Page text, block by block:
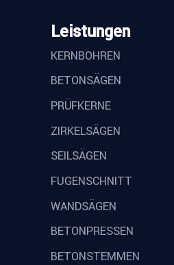
Leistungen
KERNBOHREN
BETONSÄGEN
PRÜFKERNE
ZIRKELSÄGEN
SEILSÄGEN
FUGENSCHNITT
WANDSÄGEN
BETONPRESSEN
BETONSTEMMEN